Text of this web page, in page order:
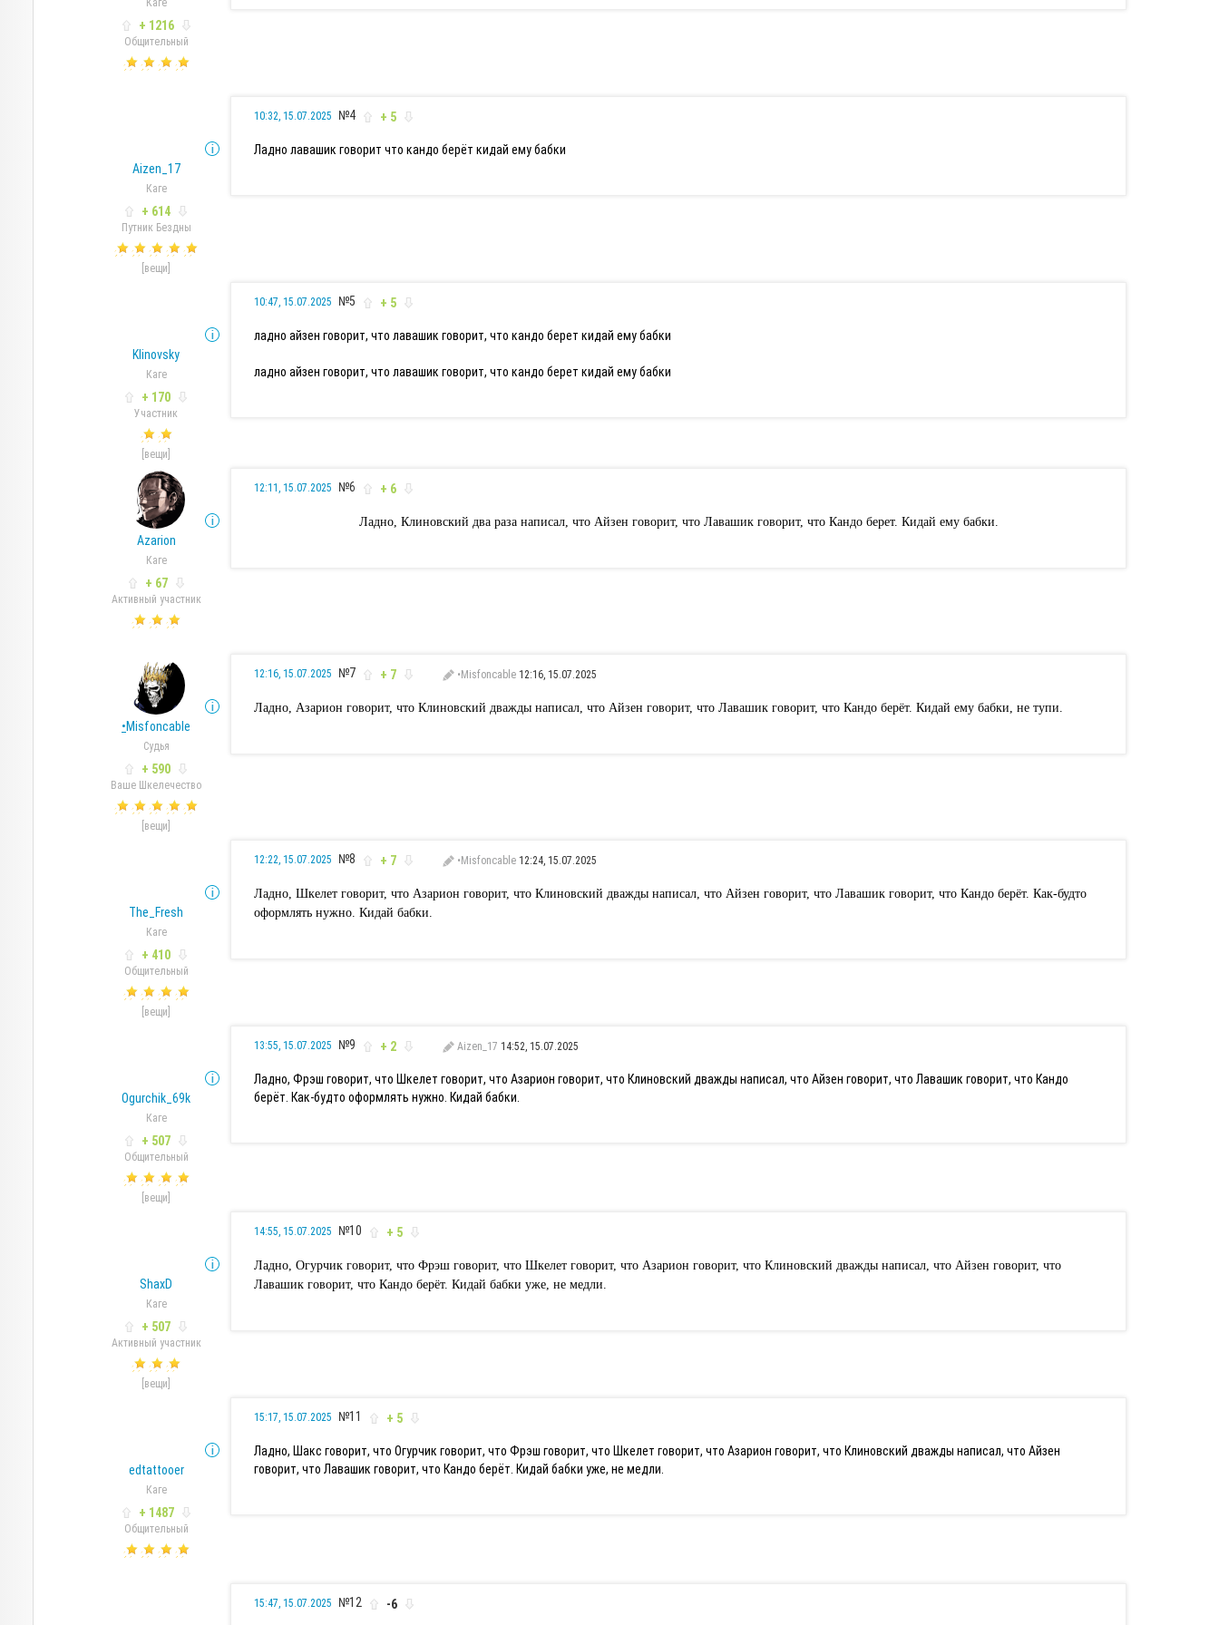
Каге
+ 1216
Общительный
Aizen_17
Каге
+ 614
Путник Бездны
[вещи]
10:32, 15.07.2025 №4 + 5
Ладно лавашик говорит что кандо берёт кидай ему бабки
Klinovsky
Каге
+ 170
Участник
[вещи]
10:47, 15.07.2025 №5 + 5
ладно айзен говорит, что лавашик говорит, что кандо берет кидай ему бабки
ладно айзен говорит, что лавашик говорит, что кандо берет кидай ему бабки
Azarion
Каге
+ 67
Активный участник
12:11, 15.07.2025 №6 + 6
Ладно, Клиновский два раза написал, что Айзен говорит, что Лавашик говорит, что Кандо берет. Кидай ему бабки.
•Misfoncable
Судья
+ 590
Ваше Шкелечество
[вещи]
12:16, 15.07.2025 №7 + 7 •Misfoncable 12:16, 15.07.2025
Ладно, Азарион говорит, что Клиновский дважды написал, что Айзен говорит, что Лавашик говорит, что Кандо берёт. Кидай ему бабки, не тупи.
The_Fresh
Каге
+ 410
Общительный
[вещи]
12:22, 15.07.2025 №8 + 7 •Misfoncable 12:24, 15.07.2025
Ладно, Шкелет говорит, что Азарион говорит, что Клиновский дважды написал, что Айзен говорит, что Лавашик говорит, что Кандо берёт. Как-будто
оформлять нужно. Кидай бабки.
Ogurchik_69k
Каге
+ 507
Общительный
[вещи]
13:55, 15.07.2025 №9 + 2 Aizen_17 14:52, 15.07.2025
Ладно, Фрэш говорит, что Шкелет говорит, что Азарион говорит, что Клиновский дважды написал, что Айзен говорит, что Лавашик говорит, что Кандо
берёт. Как-будто оформлять нужно. Кидай бабки.
ShaxD
Каге
+ 507
Активный участник
[вещи]
14:55, 15.07.2025 №10 + 5
Ладно, Огурчик говорит, что Фрэш говорит, что Шкелет говорит, что Азарион говорит, что Клиновский дважды написал, что Айзен говорит, что
Лавашик говорит, что Кандо берёт. Кидай бабки уже, не медли.
edtattooer
Каге
+ 1487
Общительный
15:17, 15.07.2025 №11 + 5
Ладно, Шакс говорит, что Огурчик говорит, что Фрэш говорит, что Шкелет говорит, что Азарион говорит, что Клиновский дважды написал, что Айзен
говорит, что Лавашик говорит, что Кандо берёт. Кидай бабки уже, не медли.
15:47, 15.07.2025 №12 -6